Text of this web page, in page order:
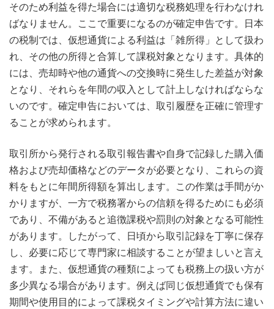
そのため利益を得た場合には適切な税務処理を行わなけれ
ばなりません。ここで重要になるのが確定申告です。日本
の税制では、仮想通貨による利益は「雑所得」として扱わ
れ、その他の所得と合算して課税対象となります。具体的
には、売却時や他の通貨への交換時に発生した差益が対象
となり、それらを年間の収入として計上しなければならな
いのです。確定申告においては、取引履歴を正確に管理す
ることが求められます。
取引所から発行される取引報告書や自身で記録した購入価
格および売却価格などのデータが必要となり、これらの資
料をもとに年間所得額を算出します。この作業は手間がか
かりますが、一方で税務署からの信頼を得るためにも必須
であり、不備があると追徴課税や罰則の対象となる可能性
があります。したがって、日頃から取引記録を丁寧に保存
し、必要に応じて専門家に相談することが望ましいと言え
ます。また、仮想通貨の種類によっても税務上の扱い方が
多少異なる場合があります。例えば同じ仮想通貨でも保有
期間や使用目的によって課税タイミングや計算方法に違い